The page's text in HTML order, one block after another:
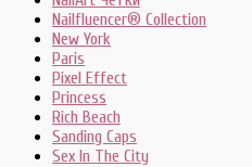
Nailfluencer® Collection
New York
Paris
Pixel Effect
Princess
Rich Beach
Sanding Caps
Sex In The City